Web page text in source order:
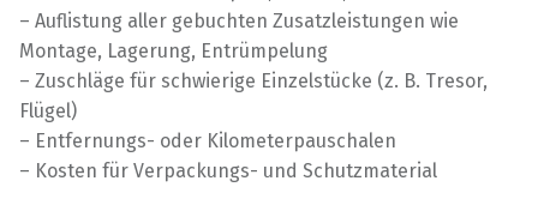
– Auflistung aller gebuchten Zusatzleistungen wie
Montage, Lagerung, Entrümpelung
– Zuschläge für schwierige Einzelstücke (z. B. Tresor,
Flügel)
– Entfernungs- oder Kilometerpauschalen
– Kosten für Verpackungs- und Schutzmaterial